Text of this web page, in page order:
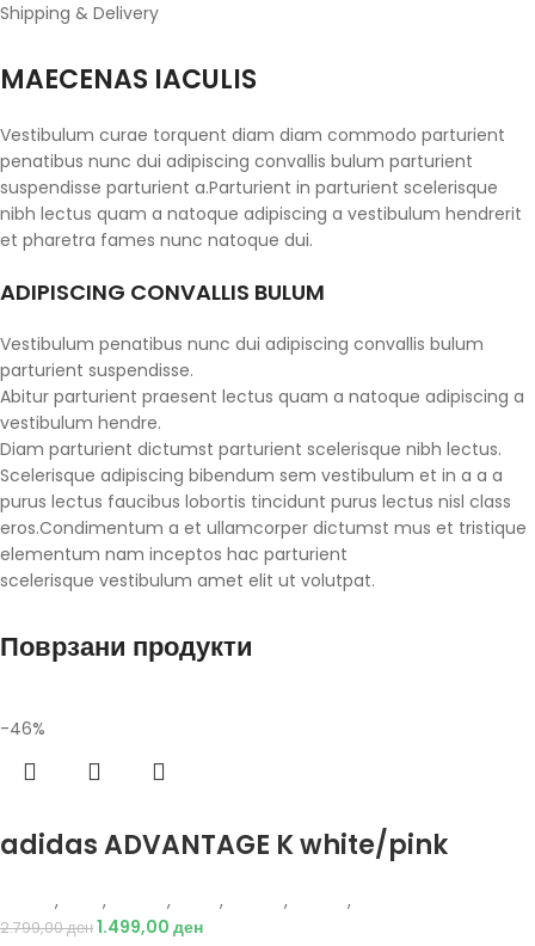
Shipping & Delivery
MAECENAS IACULIS
Vestibulum curae torquent diam diam commodo parturient
penatibus nunc dui adipiscing convallis bulum parturient
suspendisse parturient a.Parturient in parturient scelerisque
nibh lectus quam a natoque adipiscing a vestibulum hendrerit
et pharetra fames nunc natoque dui.
ADIPISCING CONVALLIS BULUM
Vestibulum penatibus nunc dui adipiscing convallis bulum
parturient suspendisse.
Abitur parturient praesent lectus quam a natoque adipiscing a
vestibulum hendre.
Diam parturient dictumst parturient scelerisque nibh lectus.
Scelerisque adipiscing bibendum sem vestibulum et in a a a
purus lectus faucibus lobortis tincidunt purus lectus nisl class
eros.Condimentum a et ullamcorper dictumst mus et tristique
elementum nam inceptos hac parturient
scelerisque vestibulum amet elit ut volutpat.
Поврзани продукти
-46%
adidas ADVANTAGE K white/pink
, , , , , ,
2.799,00ден1.499,00 ден